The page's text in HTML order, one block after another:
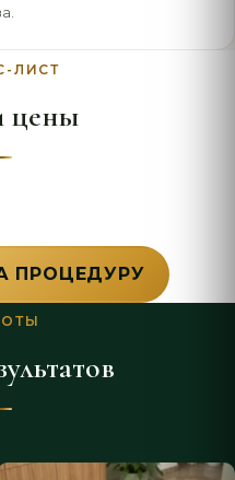
ЛИСТ
цены
ПРОЦЕДУРУ